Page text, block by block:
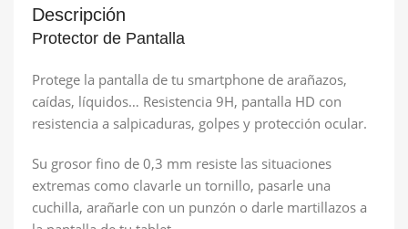
Descripción
Protector de Pantalla
Protege la pantalla de tu smartphone de arañazos,
caídas, líquidos… Resistencia 9H, pantalla HD con
resistencia a salpicaduras, golpes y protección ocular.
Su grosor fino de 0,3 mm resiste las situaciones
extremas como clavarle un tornillo, pasarle una
cuchilla, arañarle con un punzón o darle martillazos a